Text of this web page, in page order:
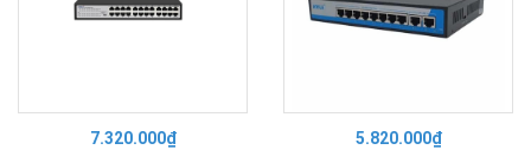
7.320.000₫
5.820.000₫